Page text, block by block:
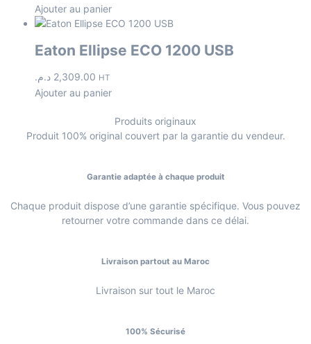
Ajouter au panier
Eaton Ellipse ECO 1200 USB
2,309.00 د.م. HT
Ajouter au panier
Produits originaux
Produit 100% original couvert par la garantie du vendeur.
Garantie adaptée à chaque produit
Chaque produit dispose d’une garantie spécifique. Vous pouvez
retourner votre commande dans ce délai.
Livraison partout au Maroc
Livraison sur tout le Maroc
100% Sécurisé